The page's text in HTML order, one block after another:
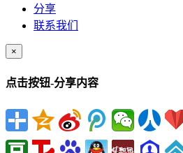
分享
联系我们
×
点击按钮-分享内容